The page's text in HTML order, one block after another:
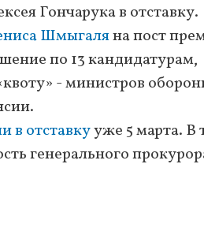
Гончарука в отставку.
Шмыгаляна пост
по 13 кандидатурам,
- министров
в отставкууже 5 марта. В
генерального